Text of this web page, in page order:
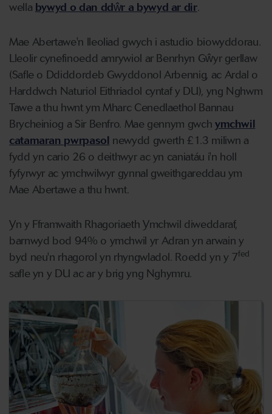
wella bywyd o dan ddŵr a bywyd ar dir.
Mae Abertawe'n lleoliad gwych i astudio biowyddorau.
Lleolir cynefinoedd amrywiol ar Benrhyn Gŵyr gerllaw
(Safle o Ddiddordeb Gwyddonol Arbennig, ac Ardal o
Harddwch Naturiol Eithriadol cyntaf y DU), yng Nghwm
Tawe a thu hwnt ym Mharc Cenedlaethol Bannau
Brycheiniog a Sir Benfro. Mae gennym gwch ymchwil
catamaran pwrpasol newydd gwerth £1.3 miliwn a
fydd yn cario 26 o deithwyr ac yn caniatáu i'n holl
fyfyrwyr ac ymchwilwyr gynnal gweithgareddau ym
Mae Abertawe a thu hwnt.
Yn y Fframwaith Rhagoriaeth Ymchwil diweddaraf,
barnwyd bod 94% o ymchwil yr Adran yn arwain y
byd neu'n rhagorol yn rhyngwladol. Roedd yn y 7fed
safle yn y DU ac ar y brig yng Nghymru.